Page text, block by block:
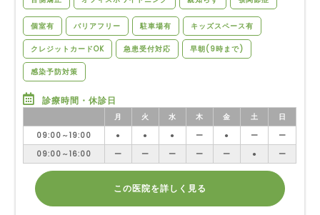
個室有 バリアフリー 駐車場有 キッズスペース有
クレジットカードOK 急患受付対応 早朝(9時まで)
感染予防対策
診療時間・休診日
月 火 水 木 金 土
日
09:00～19:00
● ● ● ー ● ー
ー
09:00～16:00
ー ー ー ー ー ● ー
この医院を詳しく見る